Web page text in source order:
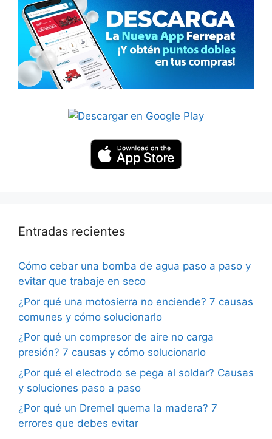
Entradas recientes
Cómo cebar una bomba de agua paso a paso y
evitar que trabaje en seco
¿Por qué una motosierra no enciende? 7 causas
comunes y cómo solucionarlo
¿Por qué un compresor de aire no carga
presión? 7 causas y cómo solucionarlo
¿Por qué el electrodo se pega al soldar? Causas
y soluciones paso a paso
¿Por qué un Dremel quema la madera? 7
errores que debes evitar